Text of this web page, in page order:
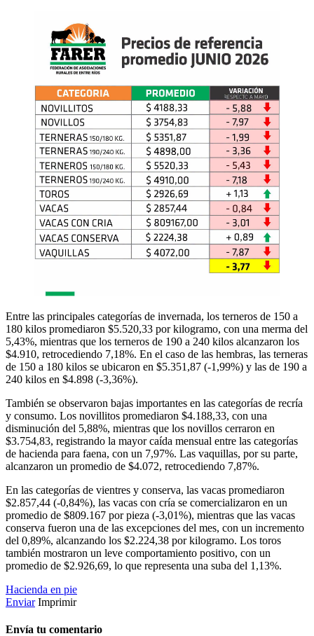
Entre las principales categorías de invernada, los terneros de 150 a
180 kilos promediaron $5.520,33 por kilogramo, con una merma del
5,43%, mientras que los terneros de 190 a 240 kilos alcanzaron los
$4.910, retrocediendo 7,18%. En el caso de las hembras, las terneras
de 150 a 180 kilos se ubicaron en $5.351,87 (-1,99%) y las de 190 a
240 kilos en $4.898 (-3,36%).
También se observaron bajas importantes en las categorías de recría
y consumo. Los novillitos promediaron $4.188,33, con una
disminución del 5,88%, mientras que los novillos cerraron en
$3.754,83, registrando la mayor caída mensual entre las categorías
de hacienda para faena, con un 7,97%. Las vaquillas, por su parte,
alcanzaron un promedio de $4.072, retrocediendo 7,87%.
En las categorías de vientres y conserva, las vacas promediaron
$2.857,44 (-0,84%), las vacas con cría se comercializaron en un
promedio de $809.167 por pieza (-3,01%), mientras que las vacas
conserva fueron una de las excepciones del mes, con un incremento
del 0,89%, alcanzando los $2.224,38 por kilogramo. Los toros
también mostraron un leve comportamiento positivo, con un
promedio de $2.926,69, lo que representa una suba del 1,13%.
Hacienda en pie
Enviar Imprimir
Envía tu comentario